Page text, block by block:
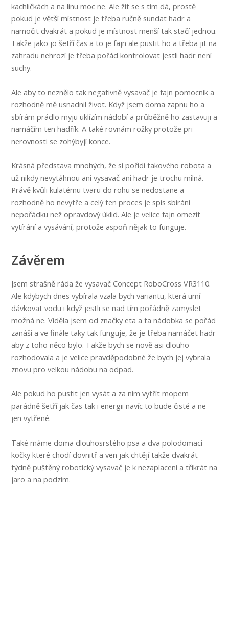
kachličkách a na linu moc ne. Ale žít se s tím dá, prostě
pokud je větší místnost je třeba ručně sundat hadr a
namočit dvakrát a pokud je místnost menší tak stačí jednou.
Takže jako jo šetří čas a to je fajn ale pustit ho a třeba jit na
zahradu nehrozí je třeba pořád kontrolovat jestli hadr není
suchy.
Ale aby to neznělo tak negativně vysavač je fajn pomocník a
rozhodně mě usnadnil život. Když jsem doma zapnu ho a
sbírám prádlo myju uklízím nádobí a průběžně ho zastavuji a
namáčím ten hadřík. A také rovnám rožky protože pri
nerovnosti se zohýbyjí konce.
Krásná představa mnohých, že si pořídí takového robota a
už nikdy nevytáhnou ani vysavač ani hadr je trochu milná.
Právě kvůli kulatému tvaru do rohu se nedostane a
rozhodně ho nevytře a celý ten proces je spis sbírání
nepořádku než opravdový úklid. Ale je velice fajn omezit
vytírání a vysávání, protože aspoň nějak to funguje.
Závěrem
Jsem strašně ráda že vysavač Concept RoboCross VR3110.
Ale kdybych dnes vybírala vzala bych variantu, která umí
dávkovat vodu i když jestli se nad tím pořádně zamyslet
možná ne. Viděla jsem od značky eta a ta nádobka se pořád
zanáší a ve finále taky tak funguje, že je třeba namáčet hadr
aby z toho něco bylo. Takže bych se nově asi dlouho
rozhodovala a je velice pravděpodobné že bych jej vybrala
znovu pro velkou nádobu na odpad.
Ale pokud ho pustit jen vysát a za ním vytřít mopem
parádně šetří jak čas tak i energii navíc to bude čisté a ne
jen vytřené.
Také máme doma dlouhosrstého psa a dva polodomací
kočky které chodí dovnitř a ven jak chtějí takže dvakrát
týdně puštěný robotický vysavač je k nezaplacení a třikrát na
jaro a na podzim.